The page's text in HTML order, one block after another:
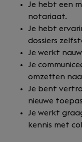
Je hebt een
notariaat.
Je hebt
dossiers
Je werkt
Je
omzetten
Je bent
nieuwe
Je werkt
kennis met